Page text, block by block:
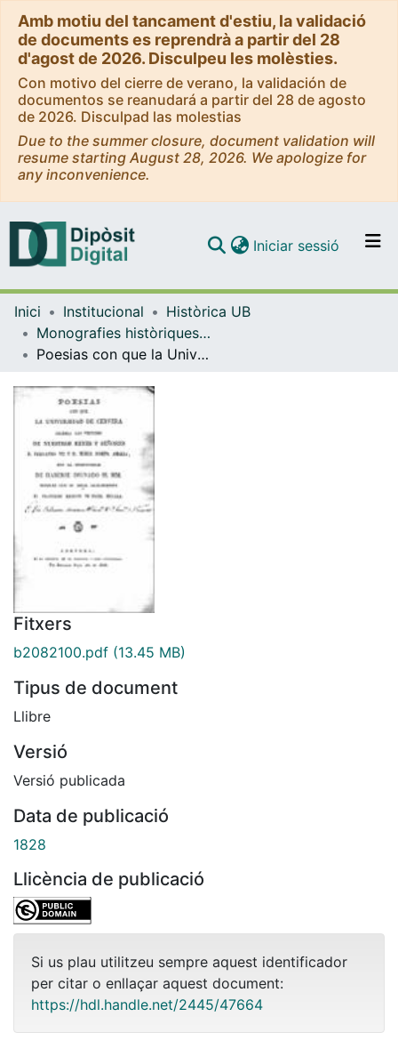
Amb motiu del tancament d'estiu, la validació
de documents es reprendrà a partir del 28
d'agost de 2026. Disculpeu les molèsties.
Con motivo del cierre de verano, la validación de
documentos se reanudará a partir del 28 de agosto
de 2026. Disculpad las molestias
Due to the summer closure, document validation will
resume starting August 28, 2026. We apologize for
any inconvenience.
Navega per tot el DD
Com publicar
Iniciar sessió (current)
Inici Institucional
Històrica UB
Monografies històriques - Universitat de Barcelona
Poesias con que la Universidad de Cervera celebra las virtudes de nuestros reyes y señores D. Fernando VII y D. Maria Josefa Amalia, con la oportunidad de haberse dignado SS.MM. honrar con su real alojamiento el grandioso edificio de dicha escuela
Fitxers
b2082100.pdf (13.45 MB)
Tipus de document
Llibre
Versió
Versió publicada
Data de publicació
1828
Llicència de publicació
Si us plau utilitzeu sempre aquest identificador
per citar o enllaçar aquest document:
https://hdl.handle.net/2445/47664